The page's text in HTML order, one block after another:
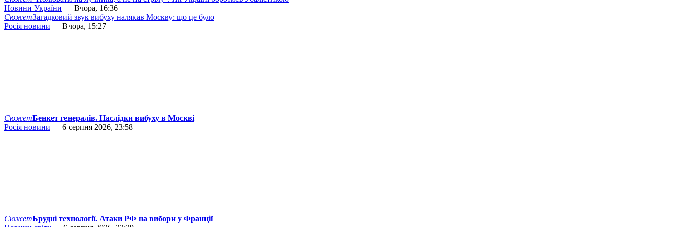
Новини України — Вчора, 16:36
СюжетЗагадковий звук вибуху налякав Москву: що це було
Росія новини — Вчора, 15:27
СюжетБенкет генералів. Наслідки вибуху в Москві
Росія новини — 6 серпня 2026, 23:58
СюжетБрудні технології. Атаки РФ на вибори у Франції